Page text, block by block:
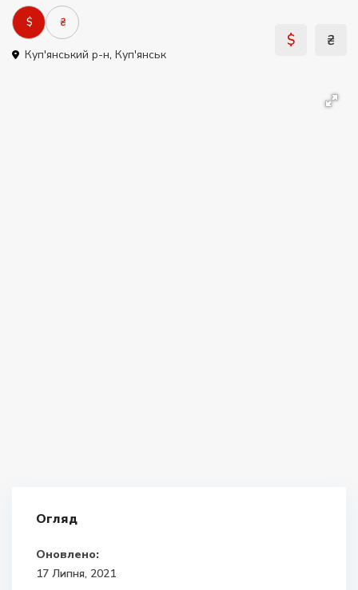
$ ₴
Куп'янський р-н, Куп'янськ
Огляд
Оновлено:
17 Липня, 2021
$ ₴